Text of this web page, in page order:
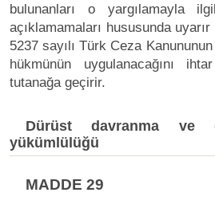
bulunanları o yargılamayla
açıklamamaları hususunda
5237 sayılı Türk Ceza
hükmünün uygulanacağını
tutanağa geçirir.
Dürüst davranma ve
yükümlülüğü
MADDE 29